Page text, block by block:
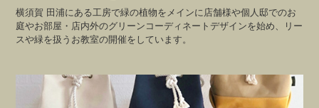
横須賀 田浦にある工房で緑の植物をメインに店舗様や個人邸でのお
庭やお部屋・店内外のグリーンコーディネートデザインを始め、リー
スや緑を扱うお教室の開催をしています。